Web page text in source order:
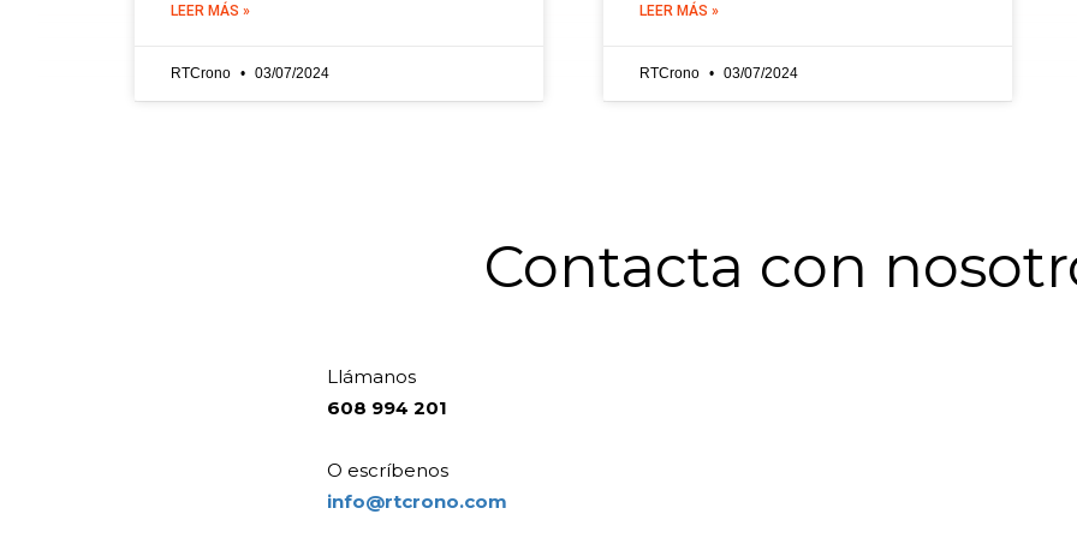
LEER MÁS »
RTCrono 03/07/2024
LEER MÁS »
RTCrono 03/07/2024
Contacta con
Llámanos
608 994 201
O escríbenos
info@rtcrono.com